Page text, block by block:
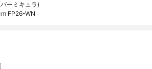
ーミキュラ)
FP26-WN